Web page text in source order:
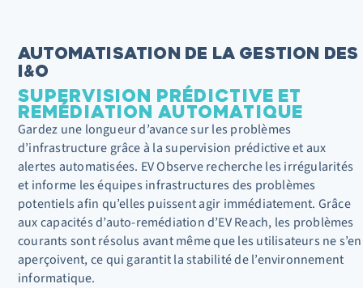
AUTOMATISATION DE LA GESTION DES
I&O
SUPERVISION PRÉDICTIVE ET
REMÉDIATION AUTOMATIQUE
Gardez une longueur d’avance sur les problèmes
d’infrastructure grâce à lasupervision prédictive et aux
alertes automatisées. EV Observe recherche les irrégularités
et informe les équipesinfrastructuresdes problèmes
potentiels afin qu’elles puissent agir immédiatement. Grâce
aux capacités d’auto-remédiation d’EVReach, les problèmes
courants sont résolus avant même que les utilisateurs ne s’en
aperçoivent, ce qui garantit la stabilité de l’environnement
informatique.